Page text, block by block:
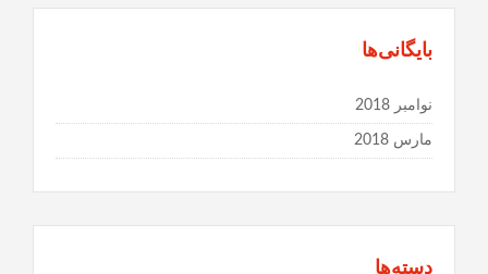
بایگانی‌ها
نوامبر 2018
مارس 2018
دسته‌ها